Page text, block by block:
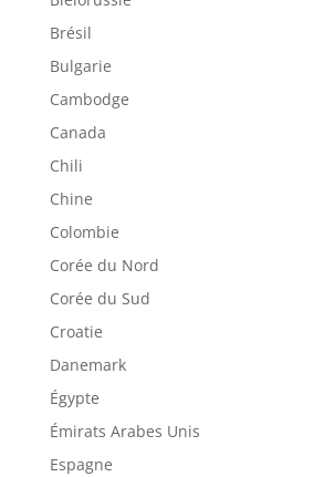
Brésil
Bulgarie
Cambodge
Canada
Chili
Chine
Colombie
Corée du Nord
Corée du Sud
Croatie
Danemark
Égypte
Émirats Arabes Unis
Espagne